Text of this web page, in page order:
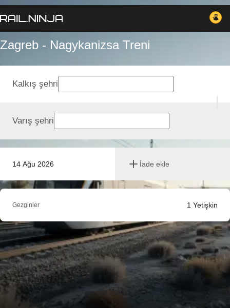
Zagreb - Nagykanizsa Treni
14 Ağu 2026 İade ekle
Kalkış şehri
Varış şehri
Gezginler 1 Yetişkin